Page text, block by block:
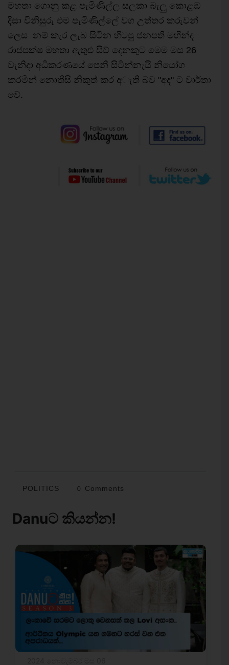
මහතා ගොනු කළ පැමිණිල්ල සලකා බැලු කොළඹ
දිසා විනිසුරු එම පැමිණිල්ලේ වග උත්තර කරුවන්
ලෙස නම් කැර ලැබ සිටින හිටපු ජනපති මහින්ද
රාජපක්ෂ මහතා ඇතුළු සිව් දෙනකුට මෙම මස 26
වැනිදා අධිකරණයේ පෙනී සිටින්නැයි නියෝග
කරමින් නොතීසි නිකුත් කර අැති බව "අද" ට වාර්තා
වේ.
POLITICS 0 Comments